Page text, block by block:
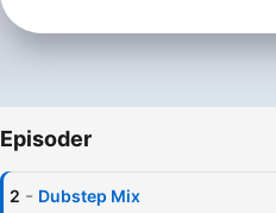
Episoder
2 - Dubstep Mix